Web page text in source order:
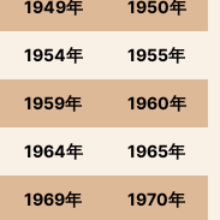
1949年 1950年
1954年 1955年
1959年 1960年
1964年 1965年
1969年 1970年